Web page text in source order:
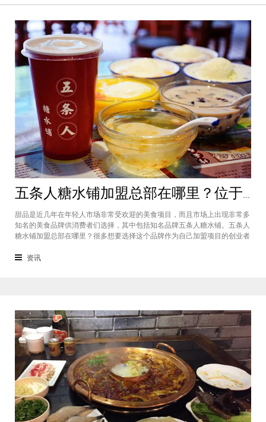
五条人糖水铺加盟总部在哪里？位于福建厦门欢迎大家前来考察
甜品是近几年在年轻人市场非常受欢迎的美食项目，而且市场上出现非常多
知名的美食品牌供消费者们选择，其中包括知名品牌五条人糖水铺。五条人
糖水铺加盟总部在哪里？很多想要选择这个品牌作为自己加盟项目的创业者
门进行考察，带大家了解五条人糖水铺加盟情况，欢迎大家前来考察。五条
资讯